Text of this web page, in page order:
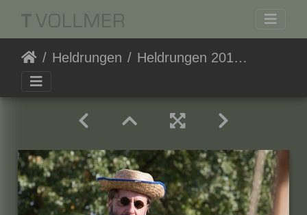
Heldrungen Heldrungen 20150926-110611 7386